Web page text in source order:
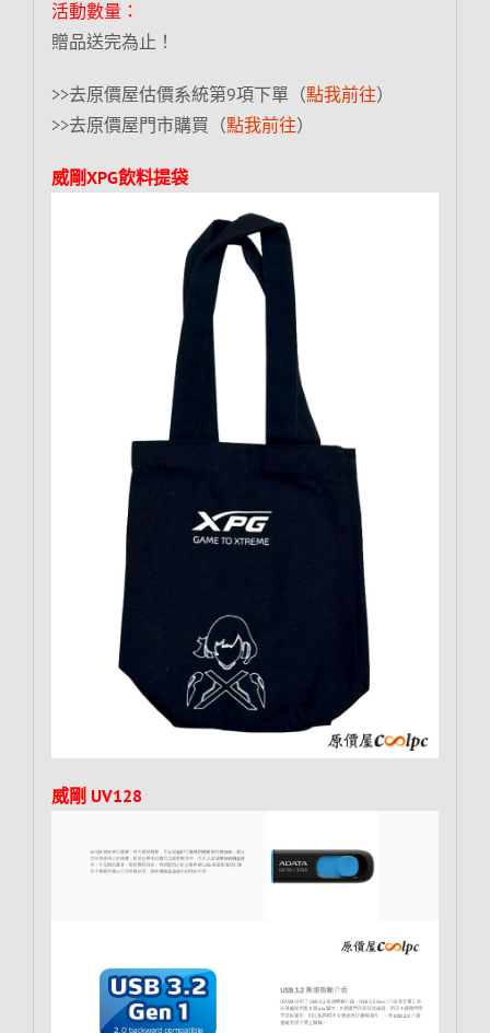
活動數量：
贈品送完為止！
>>去原價屋估價系統第9項下單（點我前往）
>>去原價屋門市購買（點我前往）
威剛XPG飲料提袋
威剛 UV128